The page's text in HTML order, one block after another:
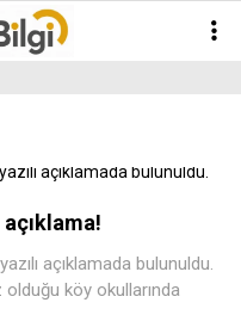
açıklamada bulunuldu.
köy okullarında